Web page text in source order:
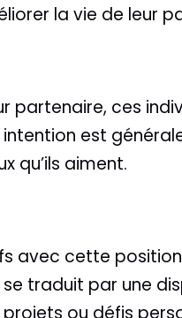
la vie de leur
partenaire, ces
est
qu’ils aiment.
avec cette
se traduit par une
ou défis